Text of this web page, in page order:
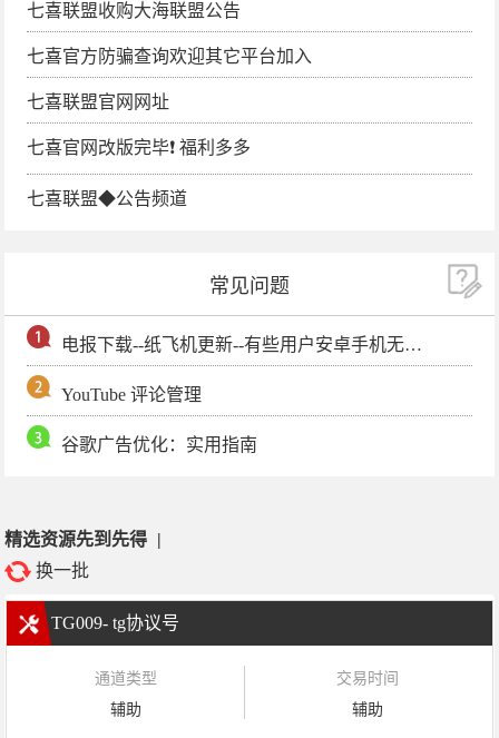
七喜联盟收购大海联盟公告
七喜官方防骗查询欢迎其它平台加入
七喜联盟官网网址
七喜官网改版完毕❗️ 福利多多
七喜联盟◆公告频道
常见问题
电报下载--纸飞机更新--有些用户安卓手机无法更新电报软件
YouTube 评论管理
谷歌广告优化：实用指南
精选资源先到先得 |
换一批
TG009- tg协议号
通道类型
辅助
交易时间
辅助